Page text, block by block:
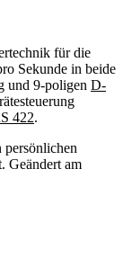
für die
Sekunde in beide
und 9-poligen D-
422.
Geändert am